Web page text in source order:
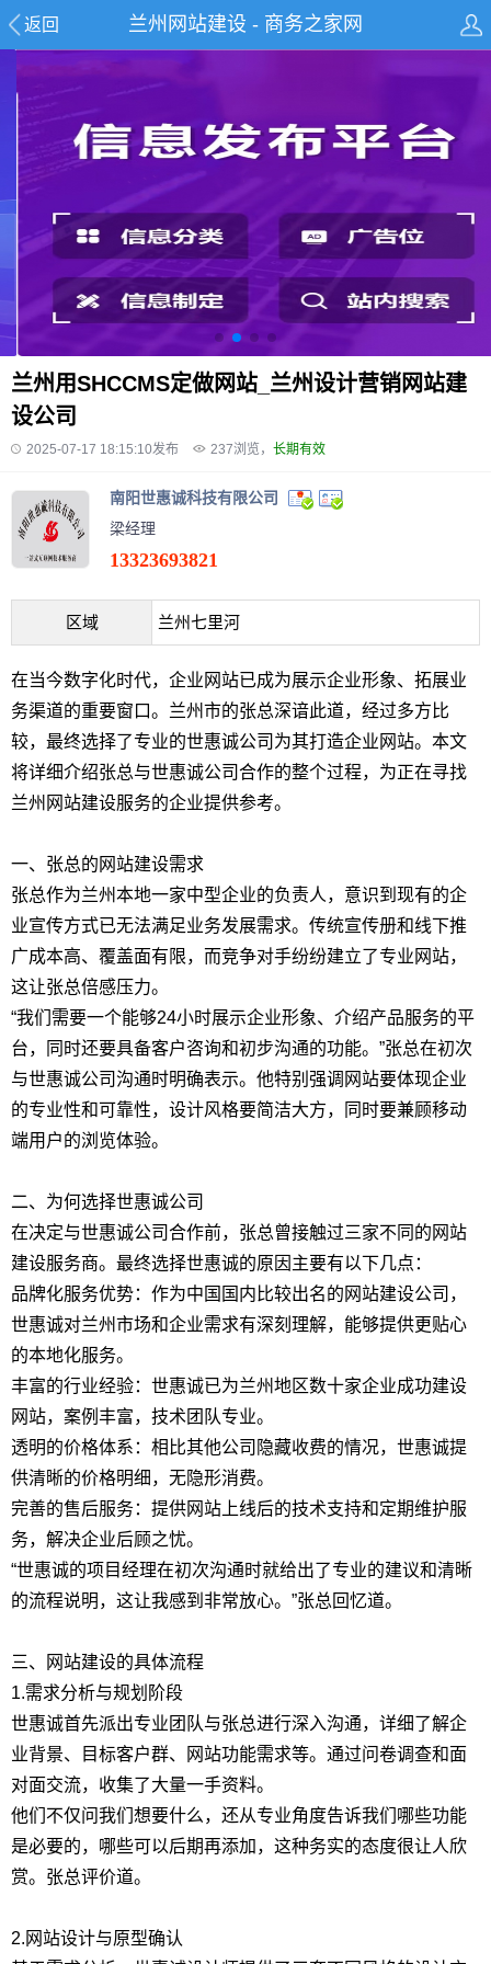
返回 兰州网站建设 - 商务之家网
兰州用SHCCMS定做网站_兰州设计营销网站建
设公司
2025-07-17 18:15:10发布 237浏览， 长期有效
南阳世惠诚科技有限公司
梁经理
13323693821
区域 兰州七里河
在当今数字化时代，企业网站已成为展示企业形象、拓展业
务渠道的重要窗口。兰州市的张总深谙此道，经过多方比
较，最终选择了专业的世惠诚公司为其打造企业网站。本文
将详细介绍张总与世惠诚公司合作的整个过程，为正在寻找
兰州网站建设服务的企业提供参考。
一、张总的网站建设需求
张总作为兰州本地一家中型企业的负责人，意识到现有的企
业宣传方式已无法满足业务发展需求。传统宣传册和线下推
广成本高、覆盖面有限，而竞争对手纷纷建立了专业网站，
这让张总倍感压力。
“我们需要一个能够24小时展示企业形象、介绍产品服务的平
台，同时还要具备客户咨询和初步沟通的功能。”张总在初次
与世惠诚公司沟通时明确表示。他特别强调网站要体现企业
的专业性和可靠性，设计风格要简洁大方，同时要兼顾移动
端用户的浏览体验。
二、为何选择世惠诚公司
在决定与世惠诚公司合作前，张总曾接触过三家不同的网站
建设服务商。最终选择世惠诚的原因主要有以下几点：
品牌化服务优势：作为中国国内比较出名的网站建设公司，
世惠诚对兰州市场和企业需求有深刻理解，能够提供更贴心
的本地化服务。
丰富的行业经验：世惠诚已为兰州地区数十家企业成功建设
网站，案例丰富，技术团队专业。
透明的价格体系：相比其他公司隐藏收费的情况，世惠诚提
供清晰的价格明细，无隐形消费。
完善的售后服务：提供网站上线后的技术支持和定期维护服
务，解决企业后顾之忧。
“世惠诚的项目经理在初次沟通时就给出了专业的建议和清晰
的流程说明，这让我感到非常放心。”张总回忆道。
三、网站建设的具体流程
1.需求分析与规划阶段
世惠诚首先派出专业团队与张总进行深入沟通，详细了解企
业背景、目标客户群、网站功能需求等。通过问卷调查和面
对面交流，收集了大量一手资料。
他们不仅问我们想要什么，还从专业角度告诉我们哪些功能
是必要的，哪些可以后期再添加，这种务实的态度很让人欣
赏。张总评价道。
2.网站设计与原型确认